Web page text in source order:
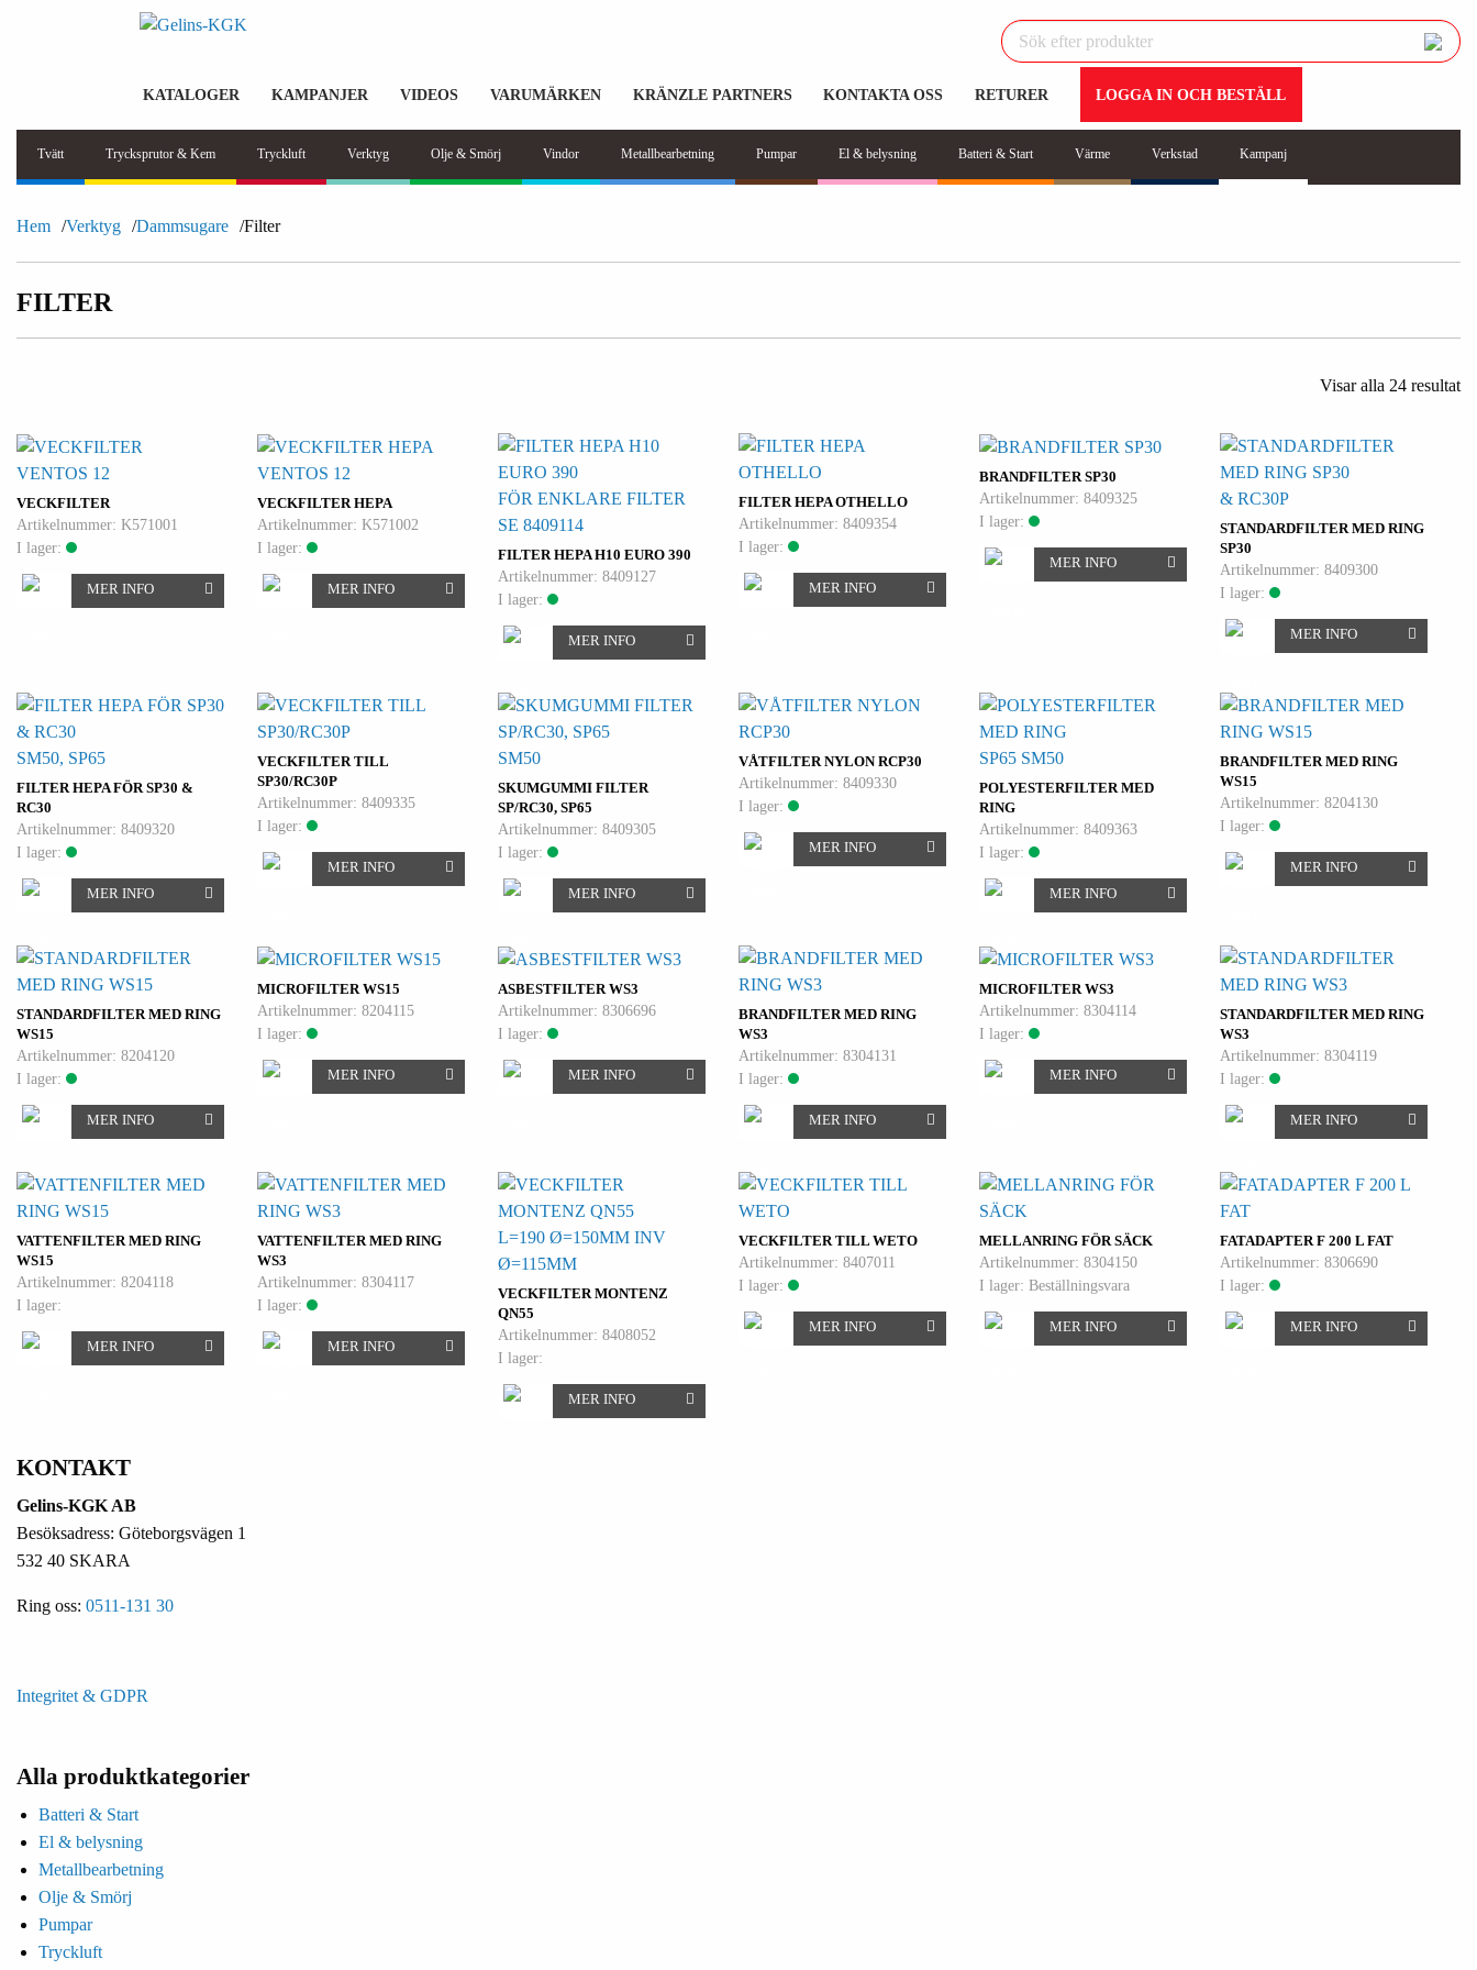
KATALOGER KAMPANJER VIDEOS VARUMÄRKEN KRÄNZLE PARTNERS KONTAKTA OSS RETURER LOGGA IN OCH BESTÄLL
Tvätt Trycksprutor & Kem Tryckluft Verktyg Olje & Smörj Vindor Metallbearbetning Pumpar El & belysning Batteri & Start Värme Verkstad Kampanj
Hem Verktyg Dammsugare Filter
FILTER
Visar alla 24 resultat
VECKFILTER
VENTOS 12
Artikelnummer: K571001
I lager:
MER INFO
VECKFILTER HEPA
VENTOS 12
Artikelnummer: K571002
I lager:
MER INFO
FILTER HEPA H10 EURO 390
FÖR ENKLARE FILTER
SE 8409114
Artikelnummer: 8409127
I lager:
MER INFO
FILTER HEPA OTHELLO
Artikelnummer: 8409354
I lager:
MER INFO
BRANDFILTER SP30
Artikelnummer: 8409325
I lager:
MER INFO
STANDARDFILTER MED RING
SP30
& RC30P
Artikelnummer: 8409300
I lager:
MER INFO
FILTER HEPA FÖR SP30 &
RC30
SM50, SP65
Artikelnummer: 8409320
I lager:
MER INFO
VECKFILTER TILL
SP30/RC30P
Artikelnummer: 8409335
I lager:
MER INFO
SKUMGUMMI FILTER
SP/RC30, SP65
SM50
Artikelnummer: 8409305
I lager:
MER INFO
VÅTFILTER NYLON RCP30
Artikelnummer: 8409330
I lager:
MER INFO
POLYESTERFILTER MED
RING
SP65 SM50
Artikelnummer: 8409363
I lager:
MER INFO
BRANDFILTER MED RING
WS15
Artikelnummer: 8204130
I lager:
MER INFO
STANDARDFILTER MED RING
WS15
Artikelnummer: 8204120
I lager:
MER INFO
MICROFILTER WS15
Artikelnummer: 8204115
I lager:
MER INFO
ASBESTFILTER WS3
Artikelnummer: 8306696
I lager:
MER INFO
BRANDFILTER MED RING
WS3
Artikelnummer: 8304131
I lager:
MER INFO
MICROFILTER WS3
Artikelnummer: 8304114
I lager:
MER INFO
STANDARDFILTER MED RING
WS3
Artikelnummer: 8304119
I lager:
MER INFO
VATTENFILTER MED RING
WS15
Artikelnummer: 8204118
I lager:
MER INFO
VATTENFILTER MED RING
WS3
Artikelnummer: 8304117
I lager:
MER INFO
VECKFILTER MONTENZ
QN55
L=190 Ø=150MM INV
Ø=115MM
Artikelnummer: 8408052
I lager:
MER INFO
VECKFILTER TILL WETO
Artikelnummer: 8407011
I lager:
MER INFO
MELLANRING FÖR SÄCK
Artikelnummer: 8304150
I lager: Beställningsvara
MER INFO
FATADAPTER F 200 L FAT
Artikelnummer: 8306690
I lager:
MER INFO
KONTAKT
Gelins-KGK AB
Besöksadress: Göteborgsvägen 1
532 40 SKARA
Ring oss: 0511-131 30
Integritet & GDPR
Alla produktkategorier
Batteri & Start
El & belysning
Metallbearbetning
Olje & Smörj
Pumpar
Tryckluft